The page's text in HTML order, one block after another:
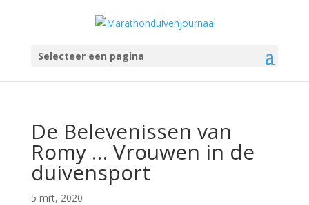
Selecteer een pagina
De Belevenissen van
Romy … Vrouwen in de
duivensport
5 mrt, 2020